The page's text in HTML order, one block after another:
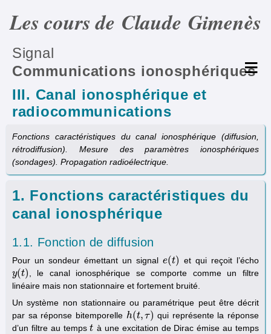
Les cours de Claude Gimenès
Signal
Communications ionosphériques
III. Canal ionosphérique et
radiocommunications
Fonctions caractéristiques du canal ionosphérique (diffusion,
rétrodiffusion). Mesure des paramètres ionosphériques
(sondages). Propagation radioélectrique.
1. Fonctions caractéristiques du
canal ionosphérique
1.1. Fonction de diffusion
Pour un sondeur émettant un signale(t)
e(t)
et qui reçoit l’écho
y(t)
y(t)
, le canal ionosphérique se comporte comme un filtre
linéaire mais non stationnaire et fortement bruité.
Un système non stationnaire ou paramétrique peut être décrit
par sa réponse bitemporelle h(t, τ)
h(t,τ)
qui représente la réponse
d’un filtre au tempst
t à une excitation de Dirac émise au temps